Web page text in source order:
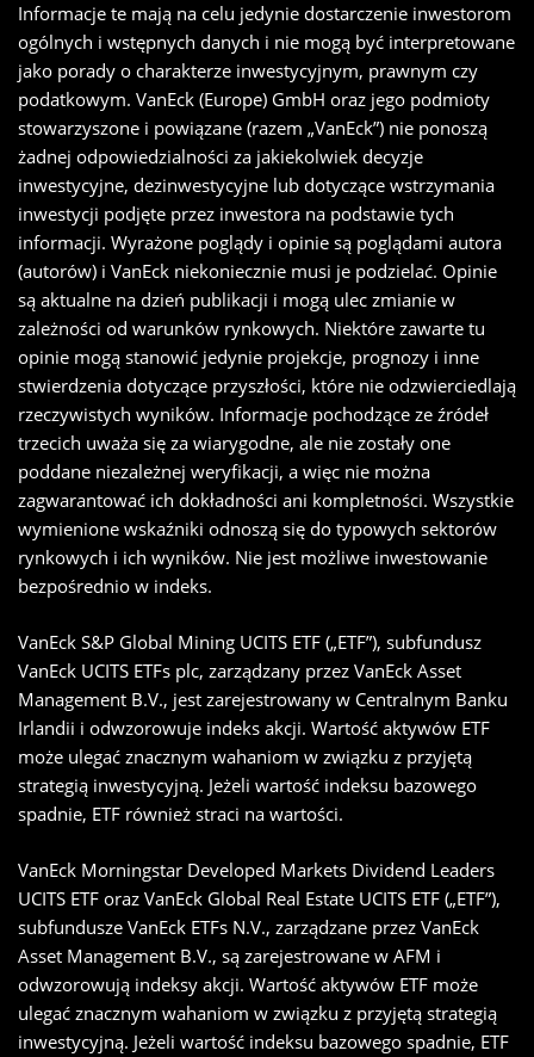
Informacje te mają na celu jedynie dostarczenie inwestorom
ogólnych i wstępnych danych i nie mogą być interpretowane
jako porady o charakterze inwestycyjnym, prawnym czy
podatkowym. VanEck (Europe) GmbH oraz jego podmioty
stowarzyszone i powiązane (razem „VanEck”) nie ponoszą
żadnej odpowiedzialności za jakiekolwiek decyzje
inwestycyjne, dezinwestycyjne lub dotyczące wstrzymania
inwestycji podjęte przez inwestora na podstawie tych
informacji. Wyrażone poglądy i opinie są poglądami autora
(autorów) i VanEck niekoniecznie musi je podzielać. Opinie
są aktualne na dzień publikacji i mogą ulec zmianie w
zależności od warunków rynkowych. Niektóre zawarte tu
opinie mogą stanowić jedynie projekcje, prognozy i inne
stwierdzenia dotyczące przyszłości, które nie odzwierciedlają
rzeczywistych wyników. Informacje pochodzące ze źródeł
trzecich uważa się za wiarygodne, ale nie zostały one
poddane niezależnej weryfikacji, a więc nie można
zagwarantować ich dokładności ani kompletności. Wszystkie
wymienione wskaźniki odnoszą się do typowych sektorów
rynkowych i ich wyników. Nie jest możliwe inwestowanie
bezpośrednio w indeks.
VanEck S&P Global Mining UCITS ETF („ETF”), subfundusz
VanEck UCITS ETFs plc, zarządzany przez VanEck Asset
Management B.V., jest zarejestrowany w Centralnym Banku
Irlandii i odwzorowuje indeks akcji. Wartość aktywów ETF
może ulegać znacznym wahaniom w związku z przyjętą
strategią inwestycyjną. Jeżeli wartość indeksu bazowego
spadnie, ETF również straci na wartości.
VanEck Morningstar Developed Markets Dividend Leaders
UCITS ETF oraz VanEck Global Real Estate UCITS ETF („ETF”),
subfundusze VanEck ETFs N.V., zarządzane przez VanEck
Asset Management B.V., są zarejestrowane w AFM i
odwzorowują indeksy akcji. Wartość aktywów ETF może
ulegać znacznym wahaniom w związku z przyjętą strategią
inwestycyjną. Jeżeli wartość indeksu bazowego spadnie, ETF